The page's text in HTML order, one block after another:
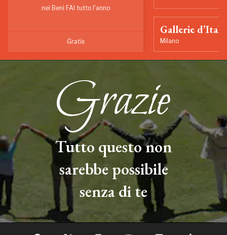
nei Beni FAI tutto l'anno
Gratis
Gallerie
Milano
Tutto questo non
sarebbe possibile
senza di te